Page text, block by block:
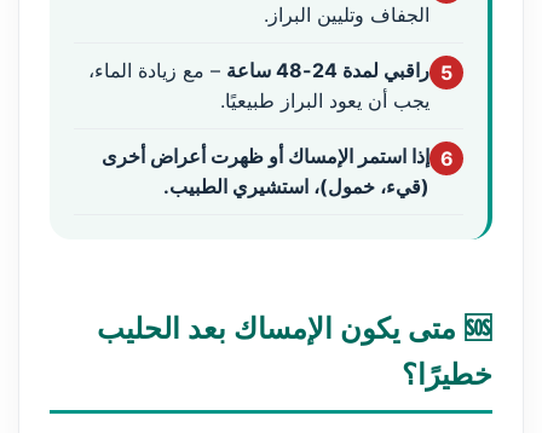
الجفاف وتليين البراز.
5 راقبي لمدة 24-48 ساعة
– مع زيادة الماء،
يجب أن يعود البراز طبيعيًا.
6 إذا استمر الإمساك أو ظهرت أعراض أخرى
(قيء، خمول)، استشيري الطبيب.
🆘 متى يكون الإمساك بعد الحليب
خطيرًا؟